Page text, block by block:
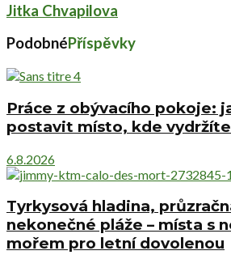
Jitka Chvapilova
PodobnéPříspěvky
Práce z obývacího pokoje:
postavit místo, kde
6.8.2026
Tyrkysová hladina,
nekonečné pláže – místa s
mořem pro letní dovolenou